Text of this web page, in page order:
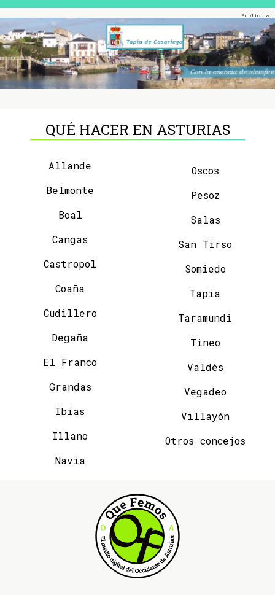
QUÉ HACER EN ASTURIAS
Allande
Belmonte
Boal
Cangas
Castropol
Coaña
Cudillero
Degaña
El Franco
Grandas
Ibias
Illano
Navia
Oscos
Pesoz
Salas
San Tirso
Somiedo
Tapia
Taramundi
Tineo
Valdés
Vegadeo
Villayón
Otros concejos